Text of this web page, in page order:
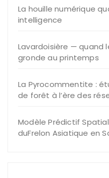
La houille numérique
intelligence
Lavardoisière — quand
gronde au printemps
La Pyrocommentite :
de forêt à l’ère des
Modèle Prédictif
duFrelon Asiatique en